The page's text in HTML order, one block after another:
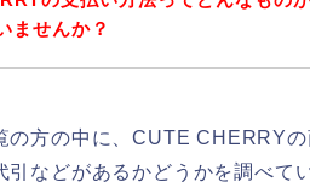
ませんか？
の方の中に、CUTE CHERRY
引などがあるかどうかを調べ